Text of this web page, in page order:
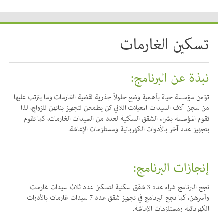
تسكين الغارمات
نبذة عن البرنامج:
تؤمن مؤسسة حياة بأهمية وضع حلولاً جذرية لقضية الغارمات وما يترتب عليها
من سجن آلاف السيدات المعيلات اللاتي كن يطمحن لتجهيز بناتهن للزواج، لذا
تقوم المؤسسة بشراء الشقق السكنية لعدد من السيدات الغارمات، كما تقوم
بتجهيز عدد آخر بالأدوات الكهربائية ومستلزمات الإعاشة.
إنجازات البرنامج:
نجح البرنامج شراء عدد 3 شقق سكنية لتسكين عدد ثلاث سيدات غارمات
وأسرهن، كما نجح البرنامج في تجهيز شقق عدد 7 سيدات غارمات بالأدوات
الكهربائية ومستلزمات الإعاشة.